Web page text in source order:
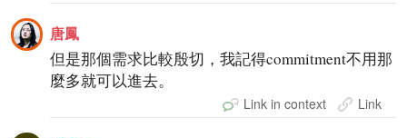
唐鳳
但是那個需求比較殷切，我記得commitment不用那
麼多就可以進去。
Link in context Link